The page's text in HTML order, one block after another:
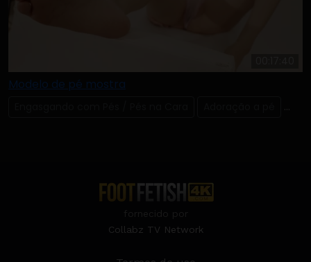
Modelo de pé mostra
Collabz TV Network